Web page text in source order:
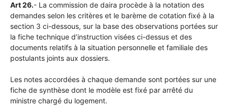
Art 26.- La commission de daira procède à la notation des
demandes selon les critères et le barème de cotation fixé à la
section 3 ci-dessous, sur la base des observations portées sur
la fiche technique d’instruction visées ci-dessus et des
documents relatifs à la situation personnelle et familiale des
postulants joints aux dossiers.
Les notes accordées à chaque demande sont portées sur une
fiche de synthèse dont le modèle est fixé par arrêté du
ministre chargé du logement.